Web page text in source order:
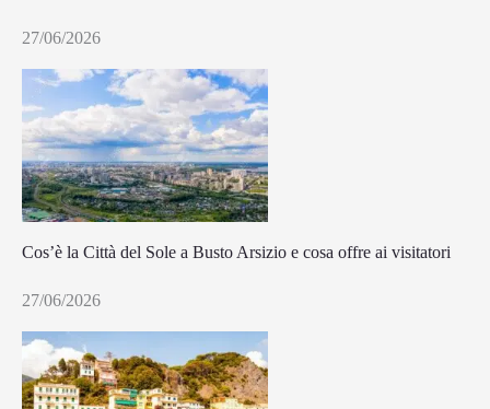
27/06/2026
Cos’è la Città del Sole a Busto Arsizio e cosa offre ai visitatori
27/06/2026